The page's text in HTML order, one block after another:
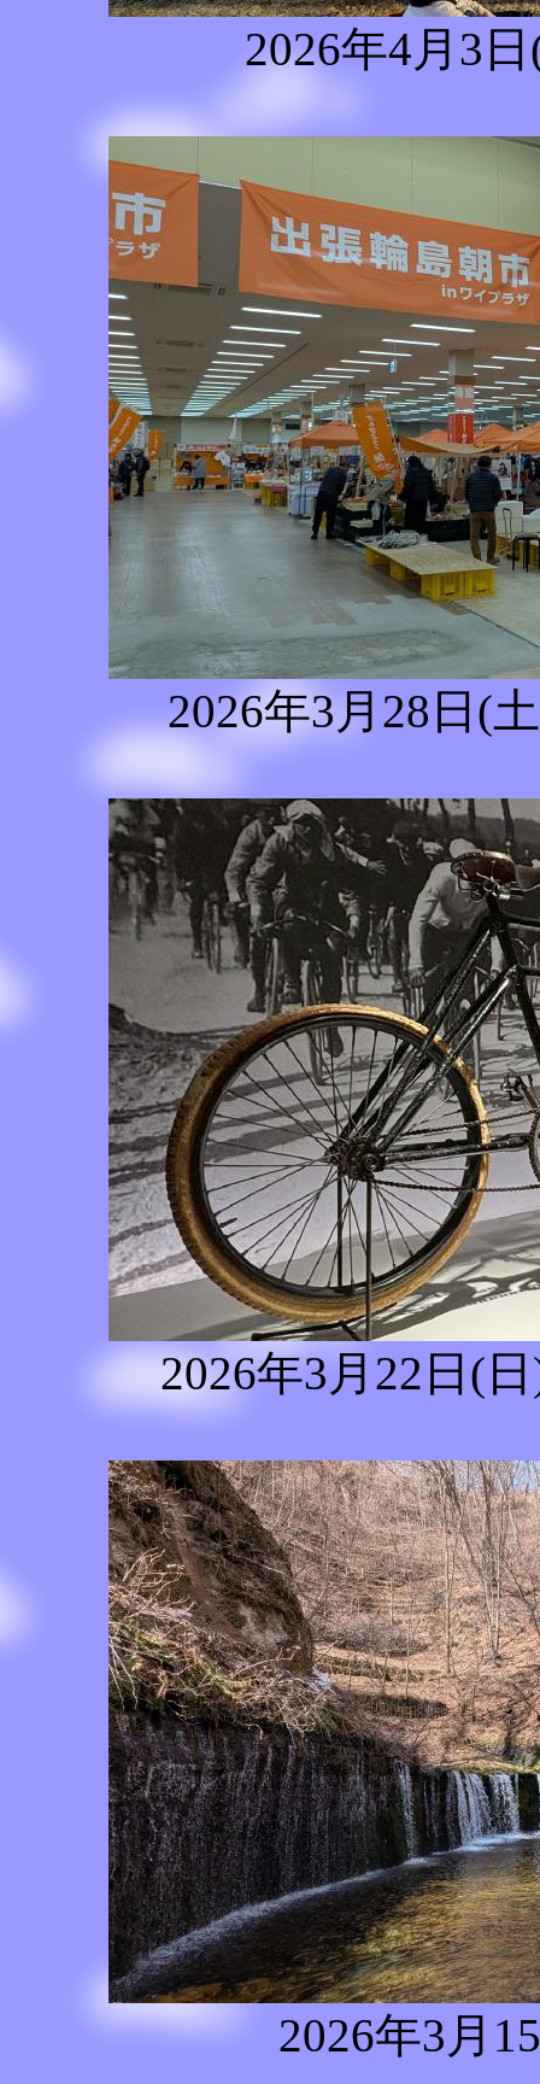
2026年4月3
2026年3月28日
2026年3月22日(
2026年3月